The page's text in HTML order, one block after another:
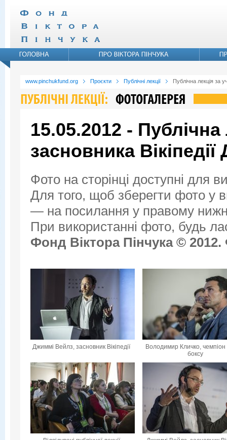
www.pinchukfund.org Проєкти Публічні лекції Публічна лекція за
15.05.2012 - Публічна
засновника
Фото на сторінці доступні для
Для того, щоб зберегти фото у
— на посилання у правому
При використанні фото, будь
Фонд Віктора Пінчука ©
Джиммі Вейлз, засновник Вікіпедії
Володимир Кличко, чемпіон
боксу